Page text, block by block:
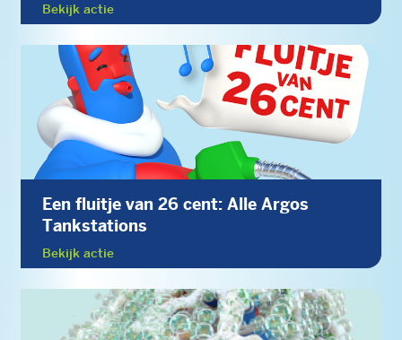
Bekijk actie
Een fluitje van 26 cent: Alle Argos
Tankstations
Bekijk actie